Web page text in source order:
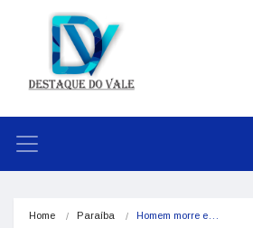
Home Paraíba Homem morre e…